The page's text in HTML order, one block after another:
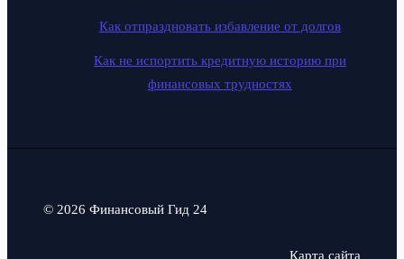
Как отпраздновать избавление от долгов
Как не испортить кредитную историю при
финансовых трудностях
© 2026 Финансовый Гид 24
Карта сайта